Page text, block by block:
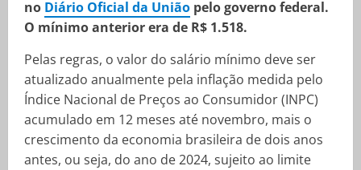
no Diário Oficial da União pelo governo federal.
O mínimo anterior era de R$ 1.518.
Pelas regras, o valor do salário mínimo deve ser
atualizado anualmente pela inflação medida pelo
Índice Nacional de Preços ao Consumidor (INPC)
acumulado em 12 meses até novembro, mais o
crescimento da economia brasileira de dois anos
antes, ou seja, do ano de 2024, sujeito ao limite